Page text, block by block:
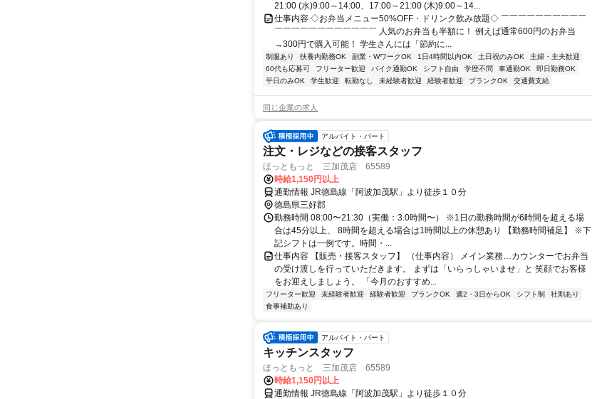
21:00 (水)9:00～14:00、17:00～21:00 (木)9:00～14...
仕事内容 ◇お弁当メニュー50%OFF・ドリンク飲み放題◇ ￣￣￣￣￣￣￣￣￣￣
￣￣￣￣￣￣￣￣￣￣￣￣ 人気のお弁当も半額に！ 例えば通常600円のお弁当
→300円で購入可能！ 学生さんには「節約に...
制服あり 扶養内勤務OK 副業・WワークOK 1日4時間以内OK 土日祝のみOK
主婦・主夫歓迎
60代も応募可
フリーター歓迎 バイク通勤OK シフト自由 学歴不問 車通勤OK
即日勤務OK
平日のみOK
学生歓迎 転勤なし 未経験者歓迎 経験者歓迎 ブランクOK 交通費支給
同じ企業の求人
アルバイト・パート
注文・レジなどの接客スタッフ
ほっともっと 三加茂店 65589
時給1,150円以上
通勤情報 JR徳島線「阿波加茂駅」より徒歩１０分
徳島県三好郡
勤務時間 08:00〜21:30（実働：3.0時間〜） ※1日の勤務時間が6時間を超える場
合は45分以上、 8時間を超える場合は1時間以上の休憩あり 【勤務時間補足】 ※下
記シフトは一例です。時間・...
仕事内容 【販売・接客スタッフ】 （仕事内容） メイン業務…カウンターでお弁当
の受け渡しを行っていただきます。 まずは「いらっしゃいませ」と 笑顔でお客様
をお迎えしましょう。 「今月のおすすめ...
フリーター歓迎 未経験者歓迎 経験者歓迎 ブランクOK 週2・3日からOK シフト制
社割あり
食事補助あり
アルバイト・パート
キッチンスタッフ
ほっともっと 三加茂店 65589
時給1,150円以上
通勤情報 JR徳島線「阿波加茂駅」より徒歩１０分